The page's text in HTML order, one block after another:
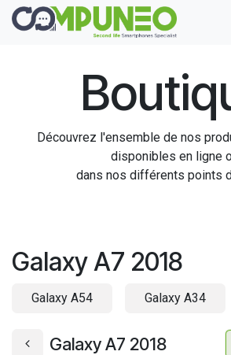
Se rendre au contenu
Découvrez l'ensemble de nos
disponibles en ligne
dans nos différents points
Galaxy A7 2018
Galaxy A54 Galaxy A34
Galaxy A7 2018